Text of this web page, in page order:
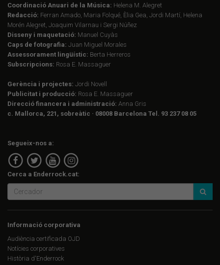
Coordinació Anuari de la Música: Helena M. Alegret
Redacció: Ferran Amado, Maria Folqué, Èlia Gea, Jordi Martí, Helena
Morén Alegret, Joaquim Vilarnau i Sergi Núñez
Disseny i maquetació: Manuel Cuyàs
Caps de fotografia: Juan Miguel Morales
Assessorament lingüístic: Berta Herreros
Subscripcions: Rosa E. Massaguer
Gerència i projectes: Jordi Novell
Publicitat i producció: Rosa E. Massaguer
Direcció financera i administració: Anna Gris
c. Mallorca, 221, sobreàtic · 08008 Barcelona Tel. 93 237 08 05
Segueix-nos a:
Cerca a Enderrock.cat:
Informació corporativa
Audiència certificada OJD
Notícies corporatives
Història d'Enderrock